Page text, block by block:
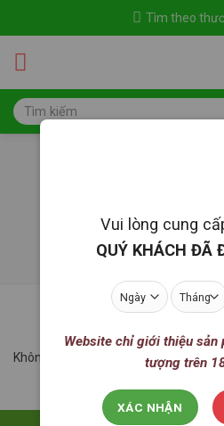
Tìm theo
Tìm
kiếm:
LỌC
Không tìm thấy sản phẩm nào khớp
Vui lòng cung
QUÝ KHÁCH ĐÃ
Website chỉ giới thiệu sản
tượng trên
XÁC NHẬN